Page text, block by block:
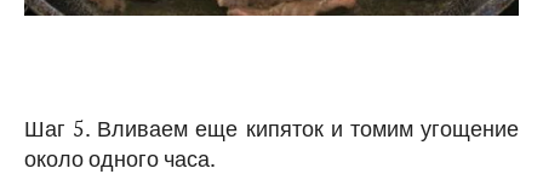
Шаг 5. Вливаем еще кипяток и томим угощение
около одного часа.